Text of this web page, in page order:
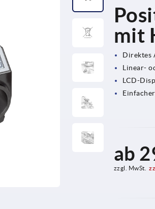
mit
Direktes
Linear-
LCD-
ab
zzgl. MwSt.